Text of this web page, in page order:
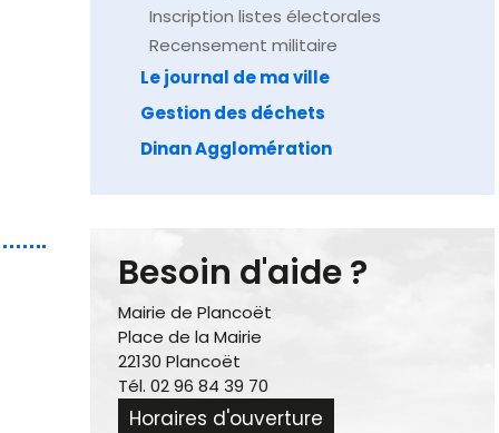
Inscription listes électorales
Recensement militaire
Le journal de ma ville
Gestion des déchets
Dinan Agglomération
Besoin d'aide ?
Mairie de Plancoët
Place de la Mairie
22130 Plancoët
Tél. 02 96 84 39 70
Horaires d'ouverture